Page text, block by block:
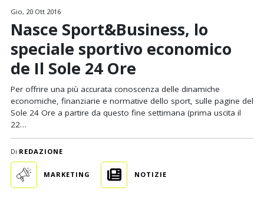
Gio, 20 Ott 2016
Nasce Sport&Business, lo
speciale sportivo economico
de Il Sole 24 Ore
Per offrire una più accurata conoscenza delle dinamiche
economiche, finanziarie e normative dello sport, sulle pagine del
Sole 24 Ore a partire da questo fine settimana (prima uscita il
22…
Di REDAZIONE
MARKETING NOTIZIE